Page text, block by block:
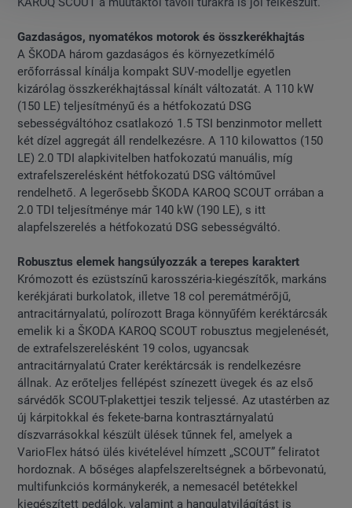
Gazdaságos, nyomatékos motorok és összkerékhajtás
A ŠKODA három gazdaságos és környezetkímélő
erőforrással kínálja kompakt SUV-modellje egyetlen
kizárólag összkerékhajtással kínált változatát. A 110 kW
(150 LE) teljesítményű és a hétfokozatú DSG
sebességváltóhoz csatlakozó 1.5 TSI benzinmotor mellett
két dízel aggregát áll rendelkezésre. A 110 kilowattos (150
LE) 2.0 TDI alapkivitelben hatfokozatú manuális, míg
extrafelszerelésként hétfokozatú DSG váltóművel
rendelhető. A legerősebb ŠKODA KAROQ SCOUT orrában a
2.0 TDI teljesítménye már 140 kW (190 LE), s itt
alapfelszerelés a hétfokozatú DSG sebességváltó.
Robusztus elemek hangsúlyozzák a terepes karaktert
Krómozott és ezüstszínű karosszéria-kiegészítők, markáns
kerékjárati burkolatok, illetve 18 col peremátmérőjű,
antracitárnyalatú, polírozott Braga könnyűfém keréktárcsák
emelik ki a ŠKODA KAROQ SCOUT robusztus megjelenését,
de extrafelszerelésként 19 colos, ugyancsak
antracitárnyalatú Crater keréktárcsák is rendelkezésre
állnak. Az erőteljes fellépést színezett üvegek és az első
sárvédők SCOUT-plakettjei teszik teljessé. Az utastérben az
új kárpitokkal és fekete-barna kontrasztárnyalatú
díszvarrásokkal készült ülések tűnnek fel, amelyek a
VarioFlex hátsó ülés kivételével hímzett „SCOUT” feliratot
hordoznak. A bőséges alapfelszereltségnek a bőrbevonatú,
multifunkciós kormánykerék, a nemesacél betétekkel
kiegészített pedálok, valamint a hangulatvilágítást is